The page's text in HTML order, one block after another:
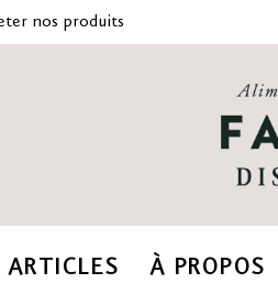
nos produits
ARTICLES À PROPOS